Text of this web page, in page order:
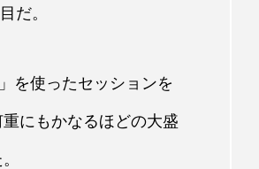
だ。
を使ったセッションを
にもかなるほどの大盛